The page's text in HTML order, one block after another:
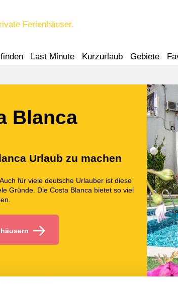
Ferienhäuser.
Last Minute Kurzurlaub Gebiete
Blanca
Urlaub zu machen
für viele deutsche Urlauber ist diese
Gründe. Die Costa Blanca bietet so viel